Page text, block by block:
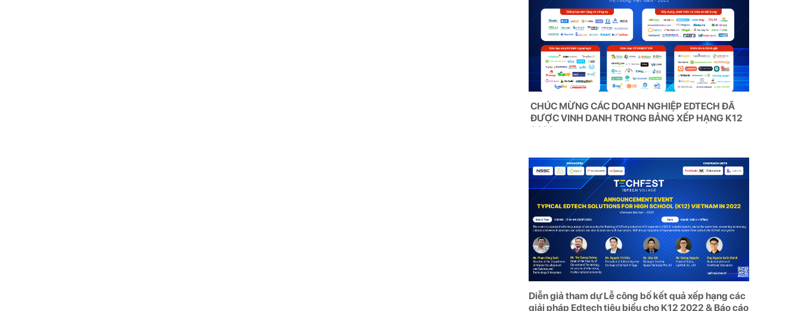
CHÚC MỪNG CÁC DOANH NGHIỆP EDTECH ĐÃ
ĐƯỢC VINH DANH TRONG BẢNG XẾP HẠNG K12
Diễn giả tham dự Lễ công bố kết quả xếp hạng các